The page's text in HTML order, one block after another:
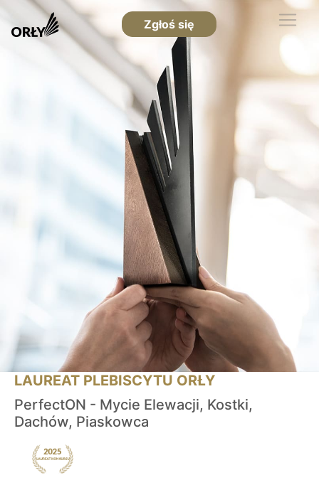
Zgłoś się
LAUREAT PLEBISCYTU ORŁY
PerfectON - Mycie Elewacji, Kostki,
Dachów, Piaskowca